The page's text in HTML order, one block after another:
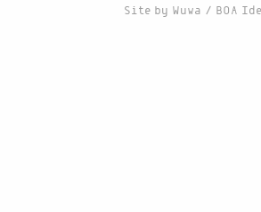
Site by Wuwa / BOA